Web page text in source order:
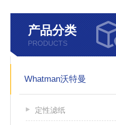
产品分类
PRODUCTS
Whatman沃特曼
定性滤纸